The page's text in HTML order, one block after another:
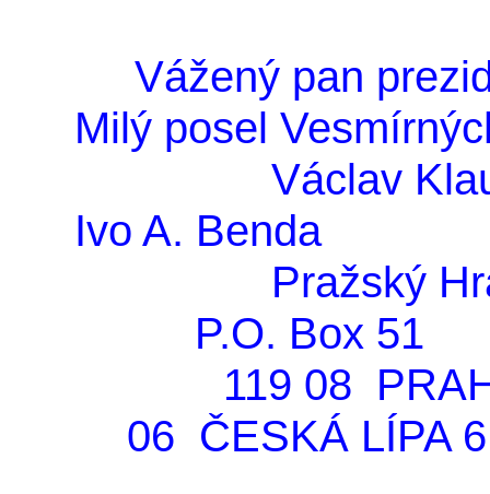
Vážený pan
Milý posel
Ivo A. Benda
P.O. Box 51
119 08
06 ČESKÁ LÍPA 6